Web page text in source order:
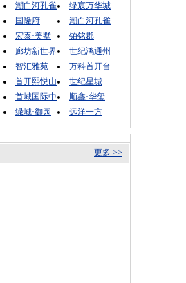
潮白河孔雀
绿宸万华城
国隆府
潮白河孔雀
宏泰·美墅
铂铭郡
廊坊新世界
世纪鸿通州
智汇雅苑
万科首开台
首开熙悦山
世纪星城
首城国际中
顺鑫·华玺
绿城·御园
远洋一方
更多 >>